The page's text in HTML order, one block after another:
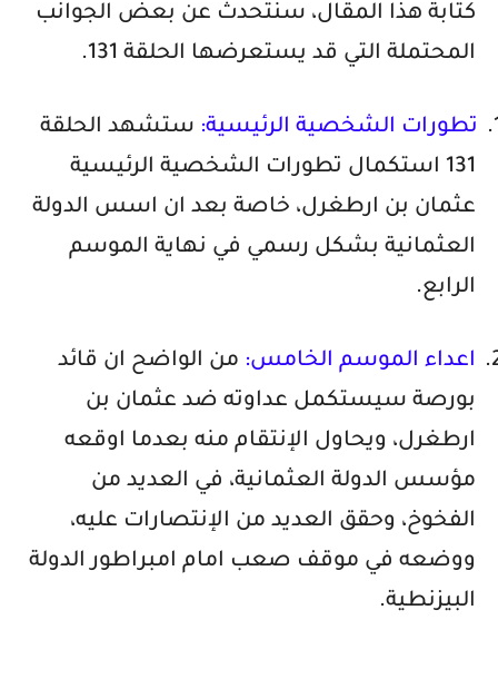
كتابة هذا المقال، سنتحدث عن بعض الجوانب
المحتملة التي قد يستعرضها الحلقة 131.
تطورات الشخصية الرئيسية: ستشهد الحلقة
131 استكمال تطورات الشخصية الرئيسية
عثمان بن ارطغرل، خاصة بعد ان اسس الدولة
العثمانية بشكل رسمي في نهاية الموسم
الرابع.
اعداء الموسم الخامس: من الواضح ان قائد
بورصة سيستكمل عداوته ضد عثمان بن
ارطغرل، ويحاول الإنتقام منه بعدما اوقعه
مؤسس الدولة العثمانية، في العديد من
الفخوخ، وحقق العديد من الإنتصارات عليه،
ووضعه في موقف صعب امام امبراطور الدولة
البيزنطية.